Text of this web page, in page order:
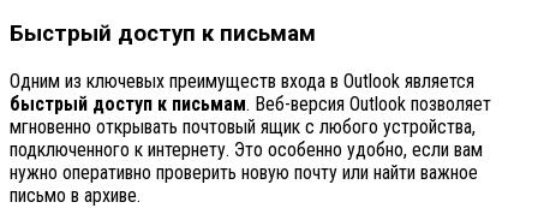
Быстрый доступ к письмам
Одним из ключевых преимуществ входа в Outlook является
быстрый доступ к письмам. Веб-версия Outlook позволяет
мгновенно открывать почтовый ящик с любого устройства,
подключенного к интернету. Это особенно удобно, если вам
нужно оперативно проверить новую почту или найти важное
письмо в архиве.